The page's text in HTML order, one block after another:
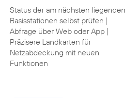
Status der am nächsten liegenden
Basisstationen selbst prüfen |
Abfrage über Web oder App |
Präzisere Landkarten für
Netzabdeckung mit neuen
Funktionen